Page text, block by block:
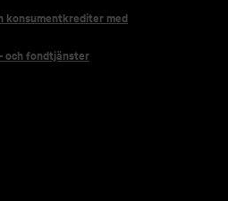
konsumentkrediter med
och fondtjänster